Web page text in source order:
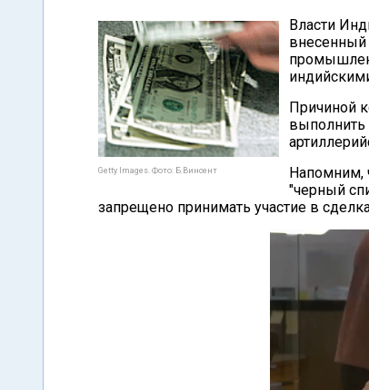
Getty Images. Фото: Б.Винсент
Власти
Причиной
выполнить
Напомним,
"черный
запрещено принимать участие в